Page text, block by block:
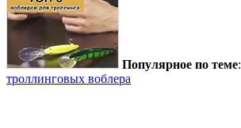
Популярное по теме:
троллинговых воблера